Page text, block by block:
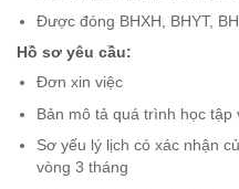
Được đóng BHXH, BHYT,
Hồ sơ yêu cầu:
Đơn xin việc
Bản mô tả quá trình học tập
Sơ yếu lý lịch có xác nhận
vòng 3 tháng